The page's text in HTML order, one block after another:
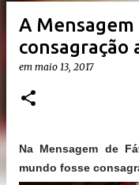
A Mensagem
consagração
em maio 13, 2017
Na Mensagem de
mundo fosse